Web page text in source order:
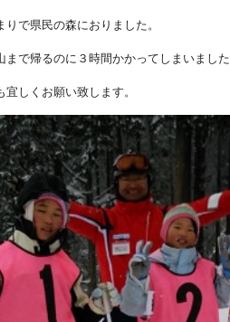
で県民の森におりました。
まで帰るのに３時間かかってしまいまし
しくお願い致します。